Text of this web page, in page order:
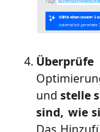
undstelle
sind, wie